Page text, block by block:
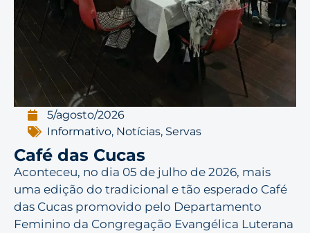
5/agosto/2026
Informativo, Notícias, Servas
Café das Cucas
Aconteceu, no dia 05 de julho de 2026, mais
uma edição do tradicional e tão esperado Café
das Cucas promovido pelo Departamento
Feminino da Congregação Evangélica Luterana